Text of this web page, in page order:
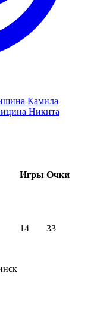
Камила
Никита
Игры Очки
14 33